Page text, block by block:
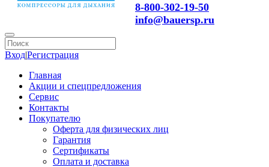
8-800-302-19-50
info@bauersp.ru
Вход|Регистрация
Главная
Акции и спецпредложения
Сервис
Контакты
Покупателю
Оферта для физических лиц
Гарантия
Сертификаты
Оплата и доставка